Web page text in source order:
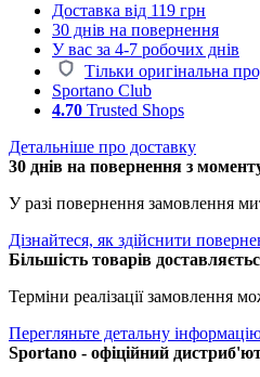
Доставка від 119 грн
30 днів на повернення
У вас за 4-7 робочих днів
Тільки оригінальна
Sportano Club
4.70 Trusted Shops
Детальніше про доставку
30 днів на повернення з
У разі повернення замовлення
Дізнайтеся, як здійснити
Більшість товарів
Терміни реалізації замовлення
Перегляньте детальну
Sportano - офіційний